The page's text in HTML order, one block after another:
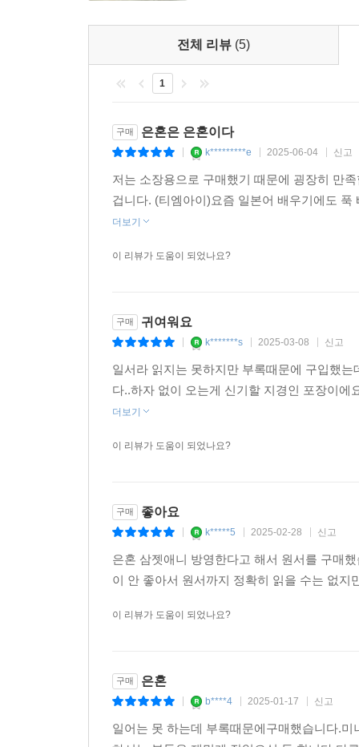
전체 리뷰 (5)
1
구매 은혼은 은혼이다
k*********e 2025-06-04 신고
저는 소장용으로 구매했기 때문에 굉장히 만
겁니다. (티엠아이)요즘 일본어 배우기에도
더보기
이 리뷰가 도움이 되었나요?
구매 귀여워요
k*******s 2025-03-08 신고
일서라 읽지는 못하지만 부록때문에 구입했
다..하자 없이 오는게 신기할 지경인 포장이
더보기
이 리뷰가 도움이 되었나요?
구매 좋아요
k*****5 2025-02-28 신고
은혼 삼젯애니 방영한다고 해서 원서를 구매
이 안 좋아서 원서까지 정확히 읽을 수는 없
이 리뷰가 도움이 되었나요?
구매 은혼
b****4 2025-01-17 신고
일어는 못 하는데 부록때문에구매했습니다.